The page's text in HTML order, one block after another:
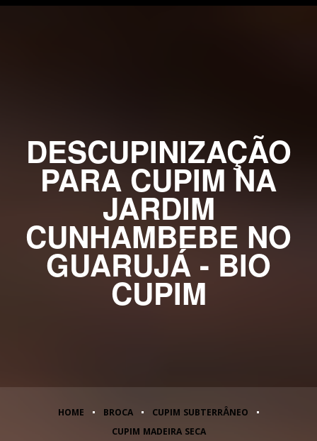
DESCUPINIZAÇÃO
PARA CUPIM NA
JARDIM
CUNHAMBEBE NO
GUARUJÁ - BIO
CUPIM
HOME BROCA
CUPIM SUBTERRÂNEO
CUPIM MADEIRA SECA